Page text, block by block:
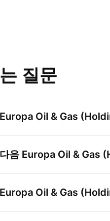
질문
Europa Oil & Gas
다음 Europa Oil & Gas
Europa Oil & Gas